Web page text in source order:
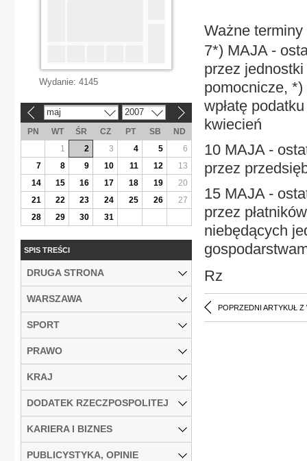
Ważne terminy
7*) MAJA -
przez
pomocnicze, *)
wpłatę
kwiecień
10 MAJA -
przez
15 MAJA -
przez
niebędących
Rz
POPRZEDNI ARTYKUŁ Z
Wydanie: 4145
maj 2007
PN WT ŚR CZ PT SB
ND
1
2 3 4 5
6
7
8 9 10 11 12
13
14
15 16 17 18 19
20
21
22 23 24 25 26
27
28
29 30 31
SPIS TREŚCI
DRUGA STRONA
WARSZAWA
SPORT
PRAWO
KRAJ
DODATEK RZECZPOSPOLITEJ
KARIERA I BIZNES
PUBLICYSTYKA, OPINIE